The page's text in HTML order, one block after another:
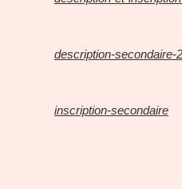
description-secondaire-2
inscription-secondaire